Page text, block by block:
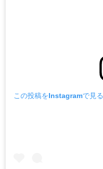
この投稿をInstagramで見る